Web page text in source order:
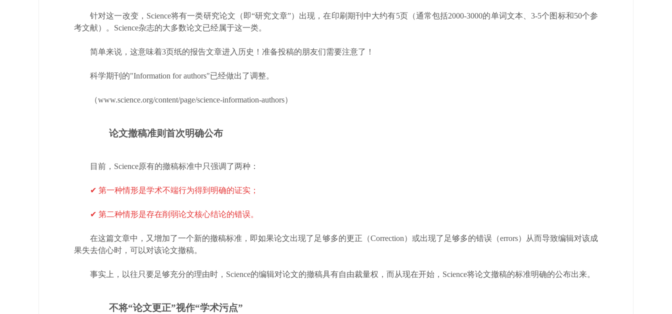
针对这一改变，Science将有一类研究论文（即“研究文章”）出现，在印刷期刊中大约有5页（通常包括2000-3000的单词文本、3-5个图标和50个参
考文献）。Science杂志的大多数论文已经属于这一类。
简单来说，这意味着3页纸的报告文章进入历史！准备投稿的朋友们需要注意了！
科学期刊的"Information for authors"已经做出了调整。
（www.science.org/content/page/science-information-authors）
论文撤稿准则首次明确公布
目前，Science原有的撤稿标准中只强调了两种：
✔ 第一种情形是学术不端行为得到明确的证实；
✔ 第二种情形是存在削弱论文核心结论的错误。
在这篇文章中，又增加了一个新的撤稿标准，即如果论文出现了足够多的更正（Correction）或出现了足够多的错误（errors）从而导致编辑对该成
果失去信心时，可以对该论文撤稿。
事实上，以往只要足够充分的理由时，Science的编辑对论文的撤稿具有自由裁量权，而从现在开始，Science将论文撤稿的标准明确的公布出来。
不将“论文更正”视作“学术污点”